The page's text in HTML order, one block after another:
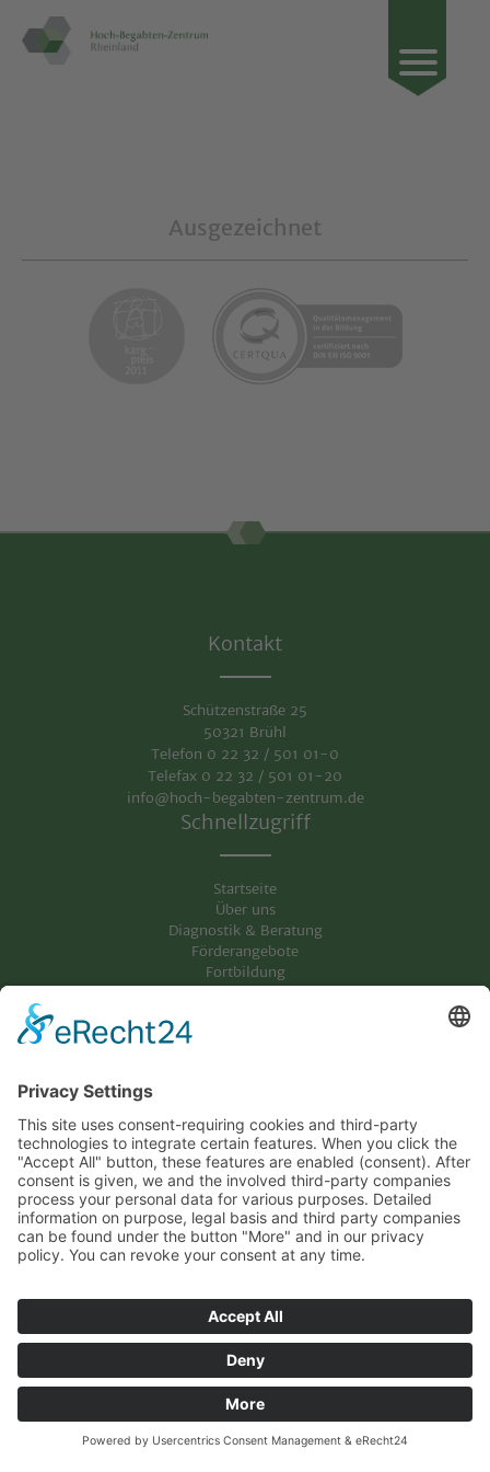
Ausgezeichnet
Kontakt
Schützenstraße 25
50321 Brühl
Telefon 0 22 32 / 501 01-0
Telefax 0 22 32 / 501 01-20
info@hoch-begabten-zentrum.de
Schnellzugriff
Startseite
Über uns
Diagnostik & Beratung
Förderangebote
Fortbildung
Information
Datenschutz
Impressum
Allgemeine Geschäftsbedingungen (AGB)
Veröffentlichungen
Presse
Fördern Sie uns!
Gesellschafter
© Hoch-Begabten-Zentrum Rheinland 2026